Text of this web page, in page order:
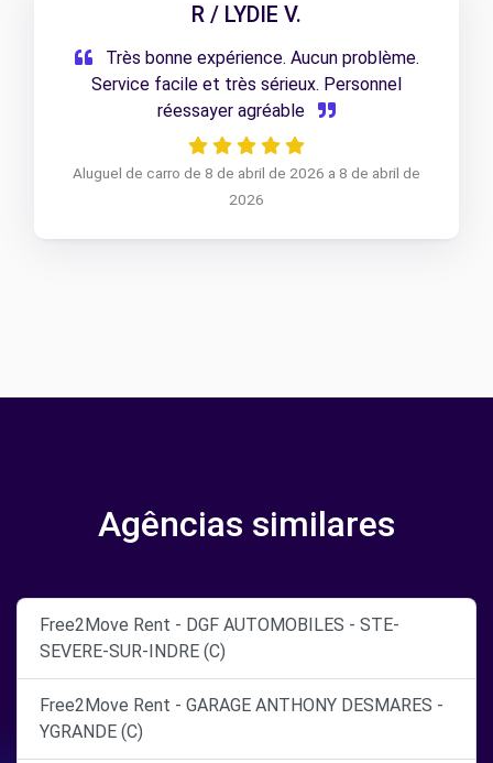
R / LYDIE V.
Très bonne expérience. Aucun problème.
Service facile et très sérieux. Personnel
réessayer agréable
Aluguel de carro de 8 de abril de 2026 a 8 de abril de
2026
Agências similares
Free2Move Rent - DGF AUTOMOBILES - STE-
SEVERE-SUR-INDRE (C)
Free2Move Rent - GARAGE ANTHONY DESMARES -
YGRANDE (C)